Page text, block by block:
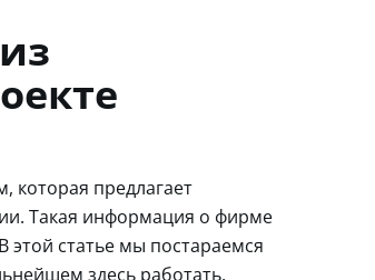
которая предлагает
Такая информация о фирме
этой статье мы постараемся
здесь работать.